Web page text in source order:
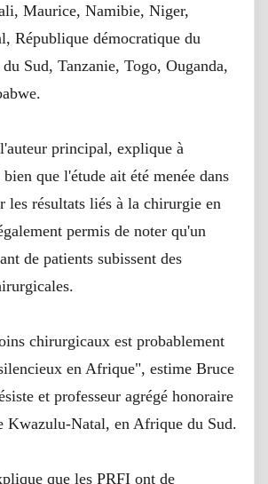
Maurice, Namibie, Niger,
République démocratique du
Sud, Tanzanie, Togo, Ouganda,
principal, explique à
que l'étude ait été menée dans
les résultats liés à la chirurgie en
permis de noter qu'un
de patients subissent des
chirurgicaux est probablement
en Afrique", estime Bruce
et professeur agrégé honoraire
Kwazulu-Natal, en Afrique du Sud.
que les PRFI ont de